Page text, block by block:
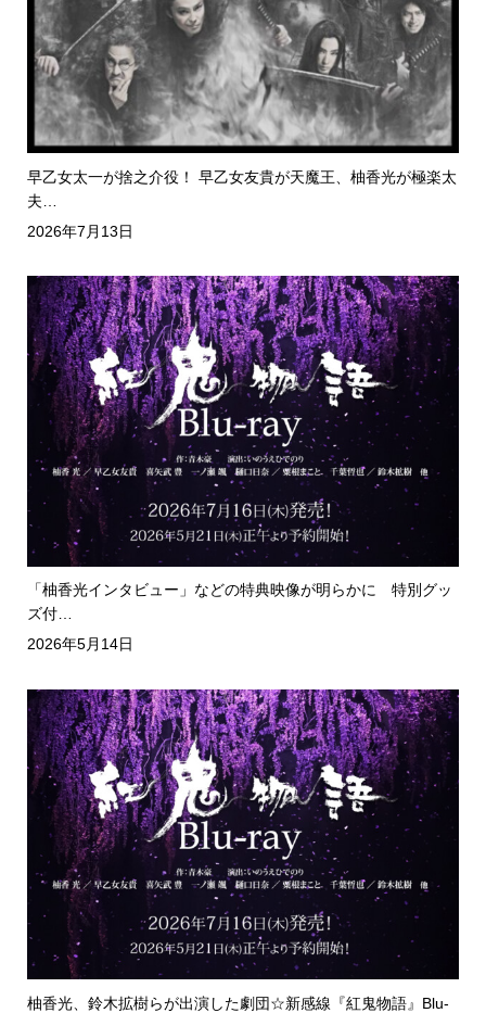
早乙女太一が捨之介役！ 早乙女友貴が天魔王、柚香光が極楽太
夫…
2026年7月13日
「柚香光インタビュー」などの特典映像が明らかに 特別グッ
ズ付…
2026年5月14日
柚香光、鈴木拡樹らが出演した劇団☆新感線『紅鬼物語』Blu-